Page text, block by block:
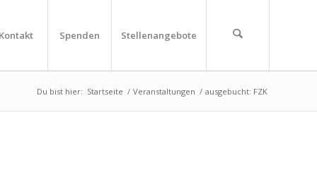
Kontakt Spenden Stellenangebote
Du bist hier: Startseite / Veranstaltungen / ausgebucht: FZK